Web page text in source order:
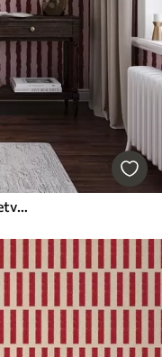
Falvédő Bordó színű, függőleges ecsetvonások rózsaszín háttér előtt